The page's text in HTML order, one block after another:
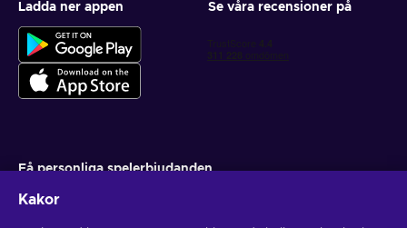
Ladda ner appen Se våra recensioner på
Få personliga spelerbjudanden
Kakor